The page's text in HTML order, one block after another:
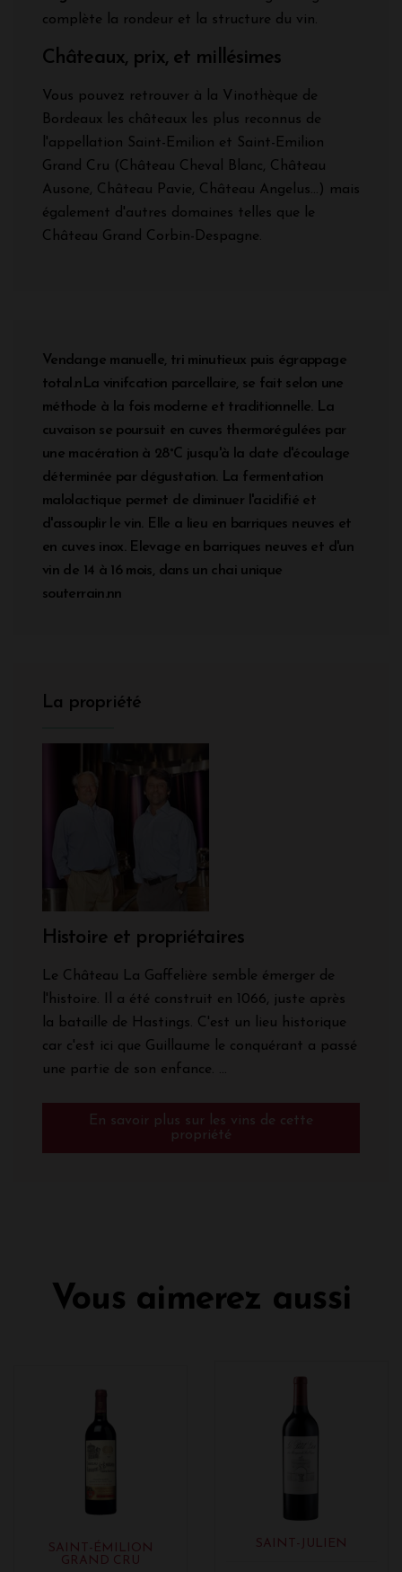
complète la rondeur et la structure du vin.
Châteaux, prix, et millésimes
Vous pouvez retrouver à la Vinothèque de
Bordeaux les châteaux les plus reconnus de
l'appellation Saint-Emilion et Saint-Emilion
Grand Cru (Château Cheval Blanc, Château
Ausone, Château Pavie, Château Angelus...) mais
également d'autres domaines telles que le
Château Grand Corbin-Despagne.
Vendange manuelle, tri minutieux puis égrappage
total.nLa vinifcation parcellaire, se fait selon une
méthode à la fois moderne et traditionnelle. La
cuvaison se poursuit en cuves thermorégulées par
une macération à 28°C jusqu'à la date d'écoulage
déterminée par dégustation. La fermentation
malolactique permet de diminuer l'acidifié et
d'assouplir le vin. Elle a lieu en barriques neuves et
en cuves inox. Elevage en barriques neuves et d'un
vin de 14 à 16 mois, dans un chai unique
souterrain.nn
La propriété
Histoire et propriétaires
Le Château La Gaffelière semble émerger de
l'histoire. Il a été construit en 1066, juste après
la bataille de Hastings. C'est un lieu historique
car c'est ici que Guillaume le conquérant a passé
une partie de son enfance. ...
En savoir plus sur les vins de cette
propriété
Vous aimerez aussi
SAINT-ÉMILION
GRAND CRU
SAINT-JULIEN